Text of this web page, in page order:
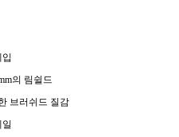
의 림쉴드
브러쉬드 질감